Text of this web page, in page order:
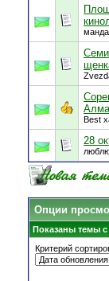
Best
28
Опции
Показаны темы с
Критерий